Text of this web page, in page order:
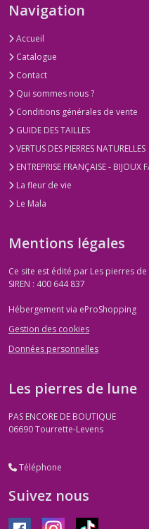
Navigation
Accueil
Catalogue
Contact
Qui sommes nous ?
Conditions générales de vente
GUIDE DES TAILLES
VERTUS DES PIERRES NATURELLES
ENTREPRISE FRANÇAISE - BIJOUX
La fleur de vie
Le Mala
Mentions légales
Ce site est édité par Les pierres de
SIREN : 400 644 837
Hébergement via eProShopping
Gestion des cookies
Données personnelles
Les pierres de lune
PAS ENCORE DE BOUTIQUE
06690Tourrette-Levens
Téléphone
Suivez nous